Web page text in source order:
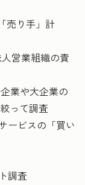
り手」計
業組織の責
や大企業の
って調査
スの「買い
調査